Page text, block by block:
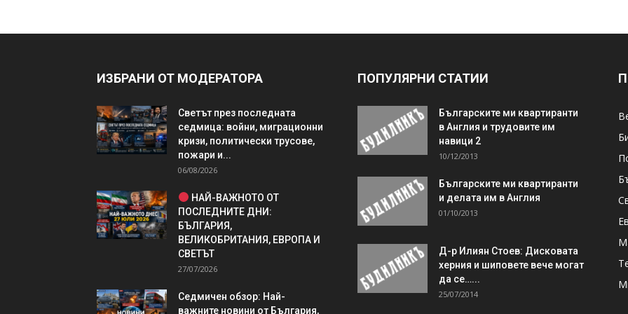
ИЗБРАНИ ОТ МОДЕРАТОРА
Светът през последната
седмица: войни, миграционни
кризи, политически трусове,
пожари и...
06/08/2026
НАЙ-ВАЖНОТО ОТ
ПОСЛЕДНИТЕ ДНИ:
БЪЛГАРИЯ,
ВЕЛИКОБРИТАНИЯ, ЕВРОПА И
СВЕТЪТ
27/07/2026
Седмичен обзор: Най-
важните новини от България,
ПОПУЛЯРНИ СТАТИИ
Българските ми квартиранти
в Англия и трудовите им
навици 2
10/12/2013
Българските ми квартиранти
и делата им в Англия
01/10/2013
Д-р Илиян Стоев: Дисковата
херния и шиповете вече могат
да се…...
25/07/2014